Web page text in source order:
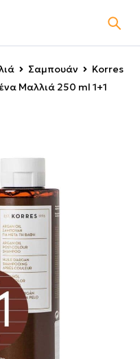
Σαμπουάν
Korres
Μαλλιά 250 ml 1+1